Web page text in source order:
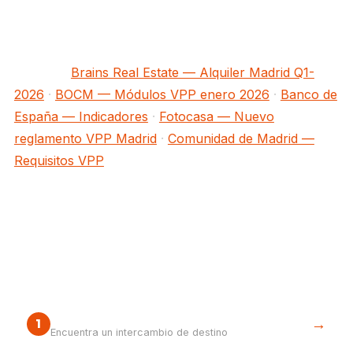
Brains Real Estate — Alquiler Madrid Q1-
2026 · BOCM — Módulos VPP enero 2026 · Banco de
España — Indicadores · Fotocasa — Nuevo
reglamento VPP Madrid· Comunidad de Madrid —
Requisitos VPP
1
Encuentra un intercambio de destino →